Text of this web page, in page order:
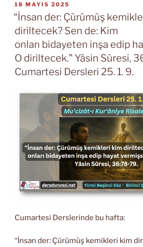
YAYIM
TARIHI
18 MAYIS 2025
“İnsan der: Çürümüş
diriltecek? Sen de: Kim
onları bidayeten inşa edip
O diriltecek.” Yâsin Sûresi,
Cumartesi Dersleri 25. 1. 9.
Cumartesi Derslerinde bu hafta:
“İnsan der: Çürümüş kemikleri kim